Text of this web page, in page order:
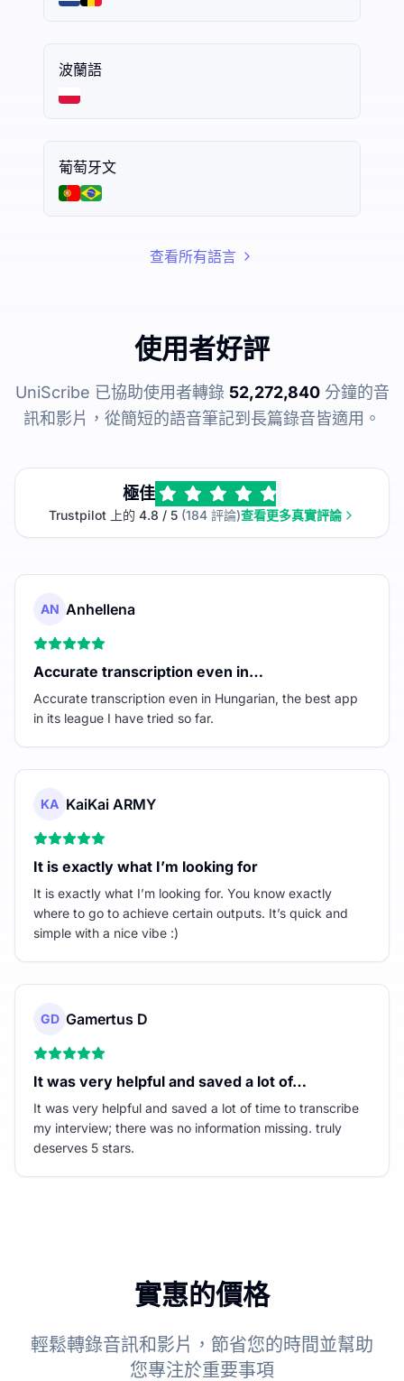
波蘭語
葡萄牙文
查看所有語言
使用者好評
UniScribe 已協助使用者轉錄 52,272,840分鐘的音
訊和影片，從簡短的語音筆記到長篇錄音皆適用。
極佳
Trustpilot 上的 4.8 / 5(184 評論)查看更多真實評論
AN Anhellena
Accurate transcription even in…
Accurate transcription even in Hungarian, the best app
in its league I have tried so far.
KA KaiKai ARMY
It is exactly what I’m looking for
It is exactly what I’m looking for. You know exactly
where to go to achieve certain outputs. It’s quick and
simple with a nice vibe :)
GD Gamertus D
It was very helpful and saved a lot of…
It was very helpful and saved a lot of time to transcribe
my interview; there was no information missing. truly
deserves 5 stars.
實惠的價格
輕鬆轉錄音訊和影片，節省您的時間並幫助
您專注於重要事項